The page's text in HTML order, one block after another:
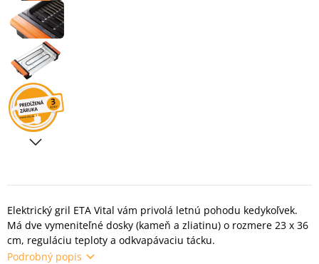
Elektrický gril ETA Vital vám privolá letnú pohodu kedykoľvek.
Má dve vymeniteľné dosky (kameň a zliatinu) o rozmere 23 x 36
cm, reguláciu teploty a odkvapávaciu tácku.
Podrobný popis